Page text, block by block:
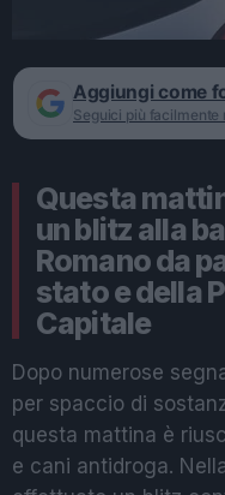
Aggiungi come
Seguici più facilmente
Questa
un blitz alla
Romano da
stato e della
Capitale
Dopo numerose
per spaccio di
questa mattina è
e cani antidroga.